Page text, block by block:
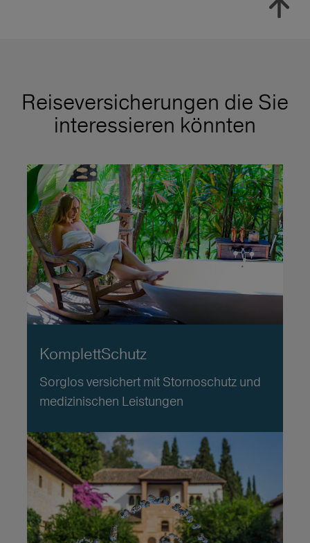
Reiseversicherungen die Sie
interessieren könnten
KomplettSchutz
Sorglos versichert mit Stornoschutz und
medizinischen Leistungen